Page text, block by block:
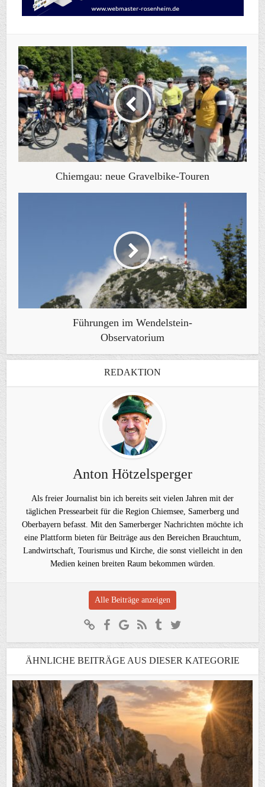
Chiemgau: neue Gravelbike-Touren
Führungen im Wendelstein-
Observatorium
REDAKTION
Anton Hötzelsperger
Als freier Journalist bin ich bereits seit vielen Jahren mit der
täglichen Pressearbeit für die Region Chiemsee, Samerberg und
Oberbayern befasst. Mit den Samerberger Nachrichten möchte ich
eine Plattform bieten für Beiträge aus den Bereichen Brauchtum,
Landwirtschaft, Tourismus und Kirche, die sonst vielleicht in den
Medien keinen breiten Raum bekommen würden.
Alle Beiträge anzeigen
ÄHNLICHE BEITRÄGE AUS DIESER KATEGORIE